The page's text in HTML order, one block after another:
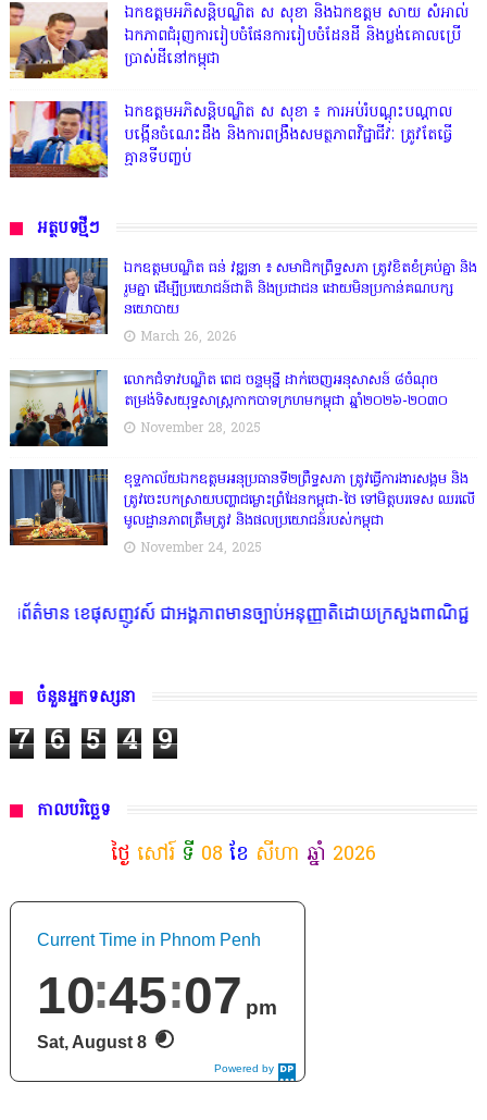
ឯកឧត្តមអភិសន្តិបណ្ឌិត ស សុខា និងឯកឧត្តម សាយ សំអាល់
ឯកភាពជំរុញការរៀបចំផែនការរៀបចំដែនដី និងប្លង់គោលប្រើ
ប្រាស់ដីនៅកម្ពុជា
ឯកឧត្តមអភិសន្តិបណ្ឌិត ស សុខា ៖ ការអប់រំបណ្តុះបណ្តាល
បង្កើនចំណេះដឹង និងការពង្រឹងសមត្ថភាពវិជ្ជាជីវៈ ត្រូវតែធ្វើ
គ្មានទីបញ្ចប់
អត្ថបទថ្មីៗ
ឯកឧត្តមបណ្ឌិត ធន់ វឌ្ឍនា ៖ សមាជិកព្រឹទ្ធសភា ត្រូវខិតខំគ្រប់គ្នា និង
រួមគ្នា ដើម្បីប្រយោជន៍ជាតិ និងប្រជាជន ដោយមិនប្រកាន់គណបក្ស
នយោបាយ
March 26, 2026
លោកជំទាវបណ្ឌិត ពេជ ចន្ទមុន្នី ដាក់ចេញអនុសាសន៍ ៨ចំណុច
តម្រង់ទិសយុទ្ធសាស្ត្រកាកបាទក្រហមកម្ពុជា ឆ្នាំ២០២៦-២០៣០
November 28, 2025
ខុទ្ទកាល័យឯកឧត្តមអនុប្រធានទី២ព្រឹទ្ធសភា ត្រូវធ្វើការងារសង្គម និង
ត្រូវចេះបកស្រាយបញ្ហាជម្លោះព្រំដែនកម្ពុជា-ថៃ ទៅមិត្តបរទេស ឈរលើ
មូលដ្ឋានភាពត្រឹមត្រូវ និងផលប្រយោជន៍របស់កម្ពុជា
November 24, 2025
វស៍ ជាអង្គភាពមានច្បាប់អនុញ្ញាតិដោយក្រសួងពាណិជ្ជកម្ម ក្រសួងការងារ
ចំនួនអ្នកទស្សនា
7 6 5 4 9
កាលបរិច្ឆេទ
ថ្ងៃ សៅរ៍ទី 08 ខែ សីហា ឆ្នាំ 2026
Powered by
DaysPedia.c
Current Time in Phnom Penh
10 45 08 pm
Sat, August 8